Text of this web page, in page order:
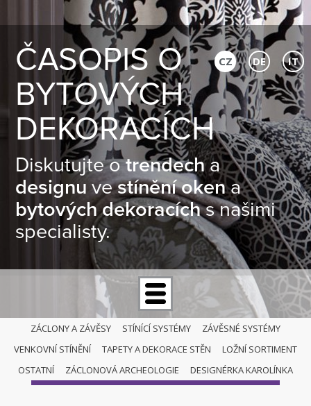
ČASOPIS O
BYTOVÝCH
DEKORACÍCH
Diskutujte otrendecha
designuvestínění okena
bytových dekoracíchs našimi
specialisty.
CZ DE IT
ZÁCLONY A ZÁVĚSY STÍNÍCÍ SYSTÉMY
ZÁVĚSNÉ SYSTÉMY
VENKOVNÍ STÍNĚNÍ
TAPETY A DEKORACE STĚN
LOŽNÍ SORTIMENT
OSTATNÍ
ZÁCLONOVÁ ARCHEOLOGIE DESIGNÉRKA KAROLÍNKA
ZÁCLONY A ZÁVĚSY